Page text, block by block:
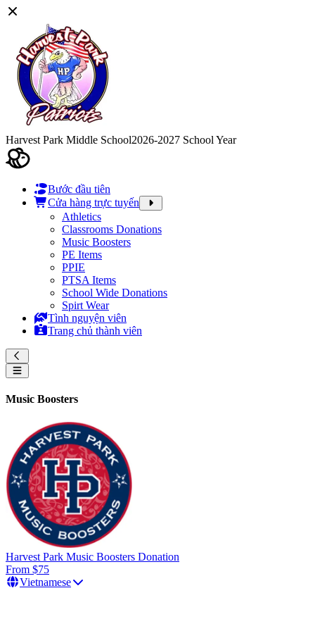
Harvest Park Middle School2026-2027 School Year
Bước đầu tiên
Cửa hàng trực tuyến
Athletics
Classrooms Donations
Music Boosters
PE Items
PPIE
PTSA Items
School Wide Donations
Spirt Wear
Tình nguyện viên
Trang chủ thành viên
Music Boosters
Harvest Park Music Boosters Donation
From $75
Vietnamese